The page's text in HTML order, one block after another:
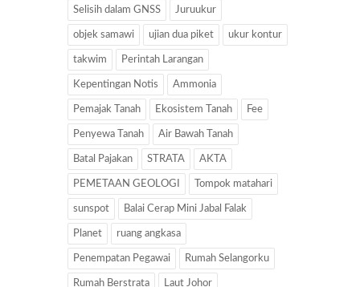
Selisih dalam GNSS Juruukur
objek samawi ujian dua piket ukur kontur
takwim Perintah Larangan
Kepentingan Notis Ammonia
Pemajak Tanah Ekosistem Tanah Fee
Penyewa Tanah Air Bawah Tanah
Batal Pajakan STRATA AKTA
PEMETAAN GEOLOGI Tompok matahari
sunspot Balai Cerap Mini Jabal Falak
Planet ruang angkasa
Penempatan Pegawai Rumah Selangorku
Rumah Berstrata Laut Johor